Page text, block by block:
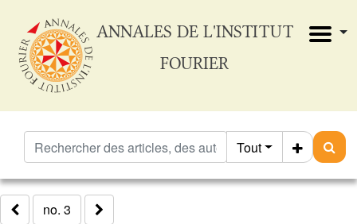
ANNALES DE L'INSTITUT
FOURIER
Tout
no. 3